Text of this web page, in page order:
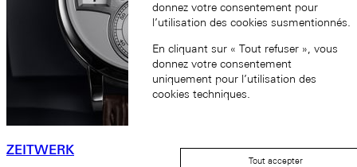
ZEITWERK
donnez votre consentement pour
l’utilisation des cookies susmentionnés.
En cliquant sur « Tout refuser », vous
donnez votre consentement
uniquement pour l’utilisation des
cookies techniques.
Tout accepter